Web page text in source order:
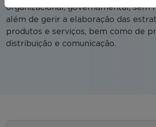
organizacional, governamental, sem
além de gerir a elaboração das
produtos e serviços, bem como de
distribuição e comunicação.